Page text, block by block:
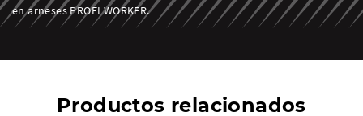
en arneses PROFI WORKER.
Productos relacionados